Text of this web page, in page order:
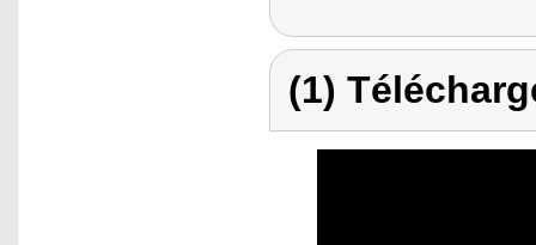
(1)